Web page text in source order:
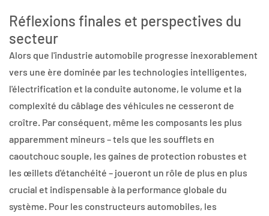
Réflexions finales et perspectives du
secteur
Alors que l'industrie automobile progresse inexorablement
vers une ère dominée par les technologies intelligentes,
l'électrification et la conduite autonome, le volume et la
complexité du câblage des véhicules ne cesseront de
croître. Par conséquent, même les composants les plus
apparemment mineurs – tels que les soufflets en
caoutchouc souple, les gaines de protection robustes et
les œillets d'étanchéité – joueront un rôle de plus en plus
crucial et indispensable à la performance globale du
système. Pour les constructeurs automobiles, les